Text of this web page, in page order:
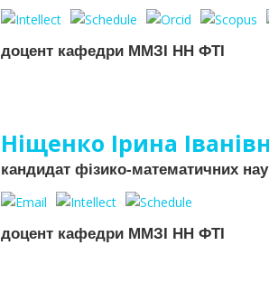
доцент кафедри ММЗІ НН ФТІ
Ніщенко Ірина
кандидат фізико-математичних
доцент кафедри ММЗІ НН ФТІ